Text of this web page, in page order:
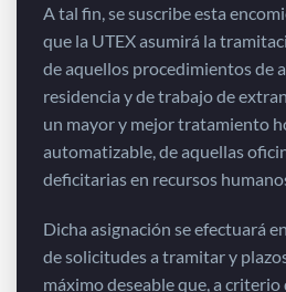
A tal fin, se suscribe esta
que la UTEX asumirá la
de aquellos procedimientos de
residencia y de trabajo de
un mayor y mejor tratamiento
automatizable, de aquellas
deficitarias en recursos
Dicha asignación se efectuará
de solicitudes a tramitar y
máximo deseable que, a